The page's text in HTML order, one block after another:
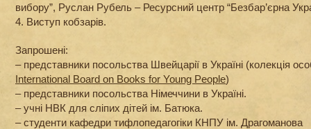
вибору”, Руслан Рубель – Ресурсний центр “Безбар’єрна
4. Виступ кобзарів.
Запрошені:
– представники посольства Швейцарії в Україні (колекція
International Board on Books for Young People)
– представники посольства Німеччини в Україні.
– учні НВК для сліпих дітей ім. Батюка.
– студенти кафедри тифлопедагогіки КНПУ ім. Драгоманова